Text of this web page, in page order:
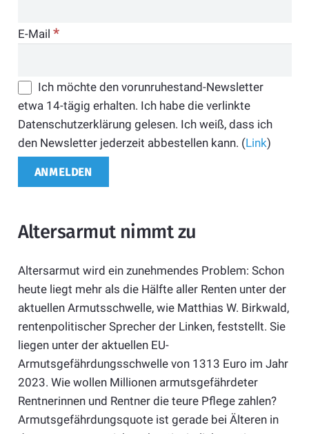
E-Mail *
Ich möchte den vorunruhestand-Newsletter
etwa 14-tägig erhalten. Ich habe die verlinkte
Datenschutzerklärung gelesen. Ich weiß, dass ich
den Newsletter jederzeit abbestellen kann. (Link)
Altersarmut nimmt zu
Altersarmut wird ein zunehmendes Problem: Schon
heute liegt mehr als die Hälfte aller Renten unter der
aktuellen Armutsschwelle, wie Matthias W. Birkwald,
rentenpolitischer Sprecher der Linken, feststellt. Sie
liegen unter der aktuellen EU-
Armutsgefährdungsschwelle von 1313 Euro im Jahr
2023. Wie wollen Millionen armutsgefährdeter
Rentnerinnen und Rentner die teure Pflege zahlen?
Armutsgefährdungsquote ist gerade bei Älteren in